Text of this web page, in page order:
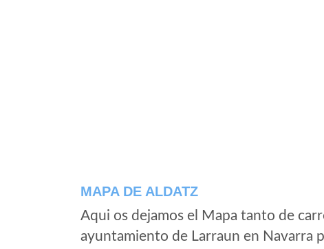
MAPA DE ALDATZ
Aqui os dejamos el Mapa tanto de
ayuntamiento de Larraun en Navarra